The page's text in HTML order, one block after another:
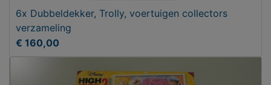
6x Dubbeldekker, Trolly, voertuigen collectors
verzameling
€ 160,00